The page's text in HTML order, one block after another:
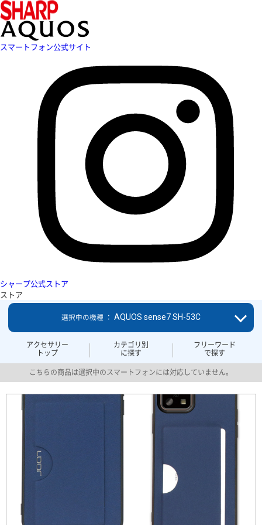
スマートフォン公式サイト
シャープ公式ストア
ストア
アクセサリー
トップ
カテゴリ別
に探す
フリーワード
で探す
選択中の機種 ： AQUOS sense7 SH-53C
こちらの商品は選択中のスマートフォンには対応していません。